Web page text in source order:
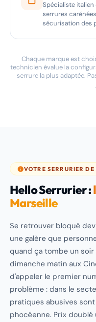
Spécialiste
serrures
sécurisation des
Chaque marque est
technicien évalue la
serrure la plus adaptée.
VOTRE SERRURIER
Hello Serrurier :
Marseille
Se retrouver bloqué
une galère que
quand ça tombe un soir
dimanche matin aux
d'appeler le premier
problème : dans le
pratiques abusives
phocéenne. Prix doublé